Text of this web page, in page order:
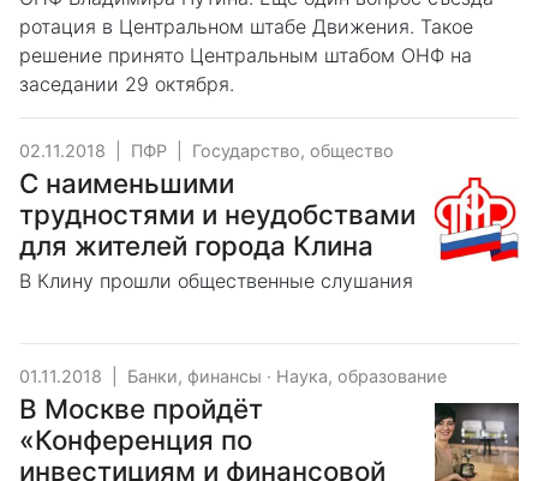
ротация в Центральном штабе Движения. Такое
решение принято Центральным штабом ОНФ на
заседании 29 октября.
02.11.2018 ПФР Государство, общество
С наименьшими
трудностями и неудобствами
для жителей города Клина
В Клину прошли общественные слушания
01.11.2018 Банки, финансы · Наука, образование
В Москве пройдёт
«Конференция по
инвестициям и финансовой